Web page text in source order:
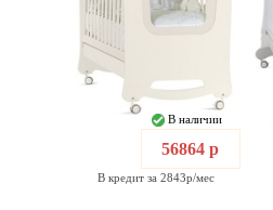
В наличии
56864 р
В кредит за 2843р/мес